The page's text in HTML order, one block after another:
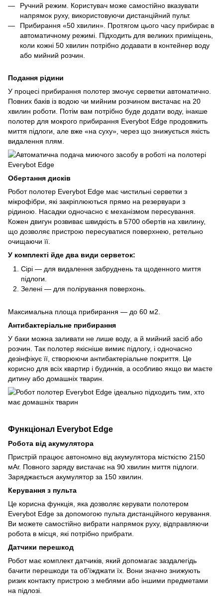
Ручний режим. Користувач може самостійно вказувати
напрямок руху, використовуючи дистанційний пульт.
Прибирання «50 хвилин». Протягом цього часу прибирає в
автоматичному режимі. Підходить для великих приміщень,
коли кожні 50 хвилин потрібно додавати в контейнер воду
або мийний розчин.
Подання рідини
У процесі прибирання полотер змочує серветки автоматично.
Повних баків із водою чи мийним розчином вистачає на 20
хвилин роботи. Потім вам потрібно буде додати воду, інакше
полотер для мокрого прибирання Everybot Edge продовжить
миття підлоги, але вже «на суху», через що знижується якість
видалення плям.
Обертання дисків
Робот полотер Everybot Edge має чистильні серветки з
мікрофібри, які закріплюються прямо на резервуари з
рідиною. Насадки одночасно є механізмом пересування.
Кожен двигун розвиває швидкість в 5700 обертів на хвилину,
що дозволяє пристрою пересуватися поверхнею, ретельно
очищаючи її.
У комплекті йде два види серветок:
Сірі — для видалення забруднень та щоденного миття
підлоги.
Зелені — для полірування поверхонь.
Максимальна площа прибирання — до 60 м2.
Антибактеріальне прибирання
У баки можна заливати не лише воду, а й мийний засіб або
розчин. Так полотер якісніше вимиє підлогу, і одночасно
дезінфікує її, створюючи антибактеріальне покриття. Це
корисно для всіх квартир і будинків, а особливо якщо ви маєте
дитину або домашніх тварин.
Функціонал Everybot Edge
Робота від акумулятора
Пристрій працює автономно від акумулятора місткістю 2150
мАг. Повного заряду вистачає на 90 хвилин миття підлоги.
Заряджається акумулятор за 150 хвилин.
Керування з пульта
Це корисна функція, яка дозволяє керувати полотером
Everybot Edge за допомогою пульта дистанційного керування.
Ви можете самостійно вибрати напрямок руху, відправляючи
робота в місця, які потрібно прибрати.
Датчики перешкод
Робот має комплект датчиків, який допомагає заздалегідь
бачити перешкоди та об'їжджати їх. Вони значно знижують
ризик контакту пристрою з меблями або іншими предметами
на підлозі.